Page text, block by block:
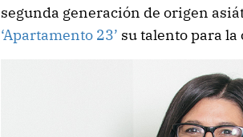
segunda generación de origen
‘Apartamento 23’ su talento para la